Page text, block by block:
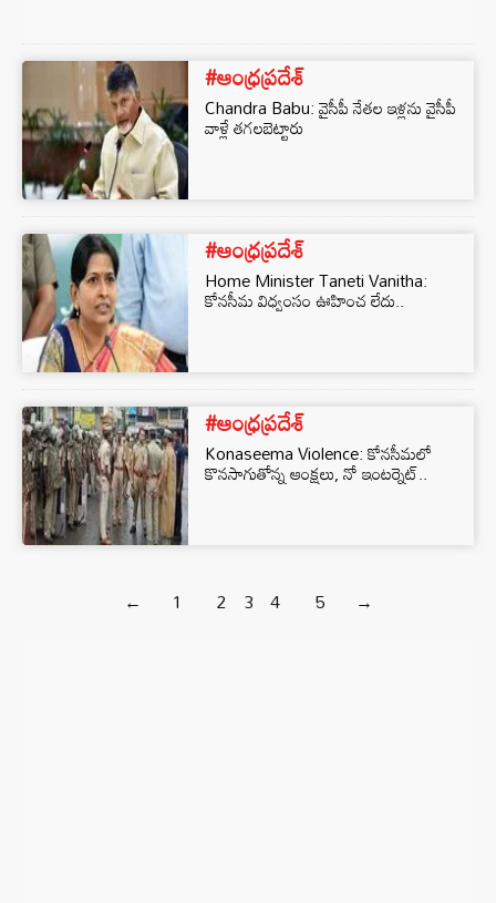
#ఆంధ్రప్రదేశ్
Chandra Babu: వైసీపీ నేతల ఇళ్లను వైసీపీ
వాళ్లే తగలబెట్టారు
#ఆంధ్రప్రదేశ్
Home Minister Taneti Vanitha:
కోనసీమ విధ్వంసం ఊహించ లేదు..
#ఆంధ్రప్రదేశ్
Konaseema Violence: కోనసీమలో
కొనసాగుతోన్న ఆంక్షలు, నో ఇంటర్నెట్..
← 1 2 3 4 5 →